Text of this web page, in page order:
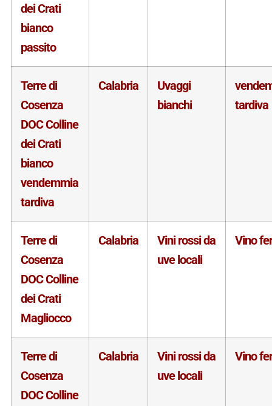
dei Crati
bianco
passito
Terre di
Cosenza
DOC Colline
dei Crati
bianco
vendemmia
tardiva
Calabria
Uvaggi
bianchi
tardiva
Terre di
Cosenza
DOC Colline
dei Crati
Magliocco
Calabria
Vini rossi da
uve locali
Vino
Terre di
Cosenza
DOC Colline
Calabria
Vini rossi da
uve locali
Vino